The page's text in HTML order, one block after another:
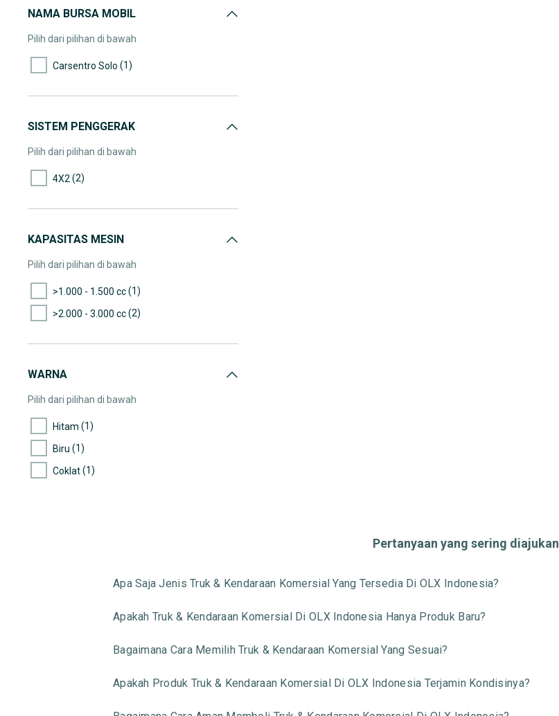
NAMA BURSA MOBIL
Pilih dari pilihan di bawah
Carsentro Solo (1)
SISTEM PENGGERAK
Pilih dari pilihan di bawah
4X2 (2)
KAPASITAS MESIN
Pilih dari pilihan di bawah
>1.000 - 1.500 cc(1)
>2.000 - 3.000 cc(2)
WARNA
Pilih dari pilihan di bawah
Hitam (1)
Biru (1)
Coklat(1)
Pertanyaan yang sering diajukan
Apa Saja Jenis Truk & Kendaraan Komersial Yang Tersedia Di OLX Indonesia?
Apakah Truk & Kendaraan Komersial Di OLX Indonesia Hanya Produk Baru?
Bagaimana Cara Memilih Truk & Kendaraan Komersial Yang Sesuai?
Apakah Produk Truk & Kendaraan Komersial Di OLX Indonesia Terjamin Kondisinya?